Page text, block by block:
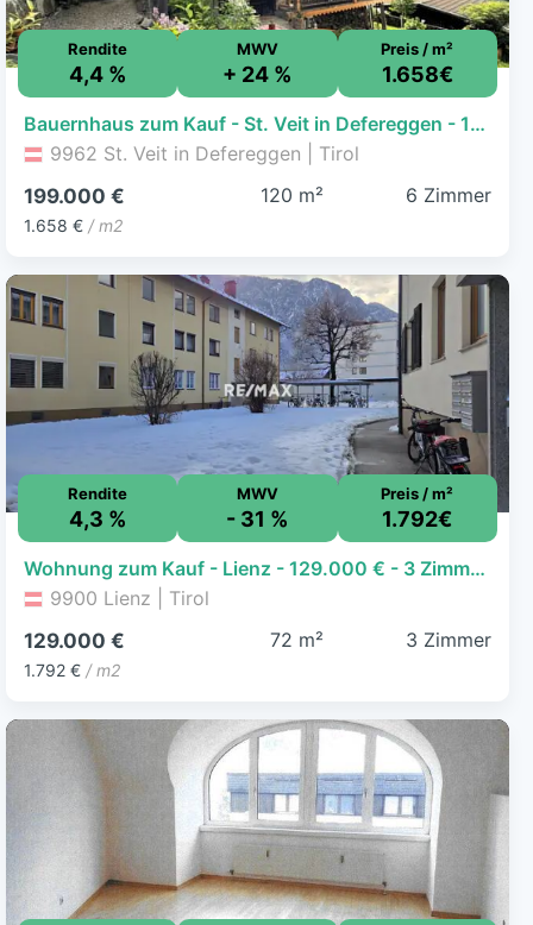
Rendite
4,4 %
MWV
+ 24 %
Preis / m²
1.658€
Bauernhaus zum Kauf - St. Veit in Defereggen - 199.000 € - 6 Zimmer, 120 m², 277 m² Grundstück
9962 St. Veit in Defereggen | Tirol
199.000 €
1.658 € / m2
120 m² 6 Zimmer
Rendite
4,3 %
MWV
- 31 %
Preis / m²
1.792€
Wohnung zum Kauf - Lienz - 129.000 € - 3 Zimmer, 72 m², 1. Geschoss
9900 Lienz | Tirol
129.000 €
1.792 € / m2
72 m² 3 Zimmer